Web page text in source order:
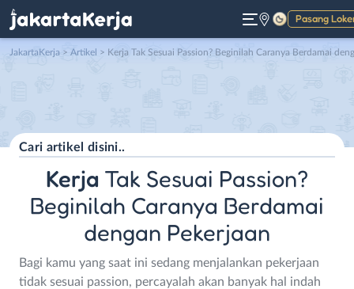
Pasang
Gelap
JakartaKerja > Artikel > Kerja Tak Sesuai Passion? Beginilah Caranya Berdamai dengan Pekerjaan
Kerja Tak Sesuai Passion?
Beginilah Caranya Berdamai
dengan Pekerjaan
Bagi kamu yang saat ini sedang menjalankan pekerjaan
tidak sesuai passion, percayalah akan banyak hal indah